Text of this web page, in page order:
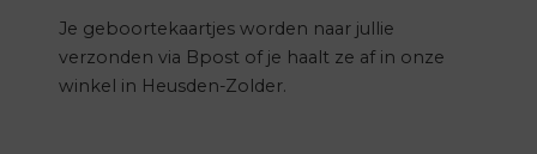
Je geboortekaartjes worden naar jullie
verzonden via Bpost of je haalt ze af in onze
winkel in Heusden-Zolder.